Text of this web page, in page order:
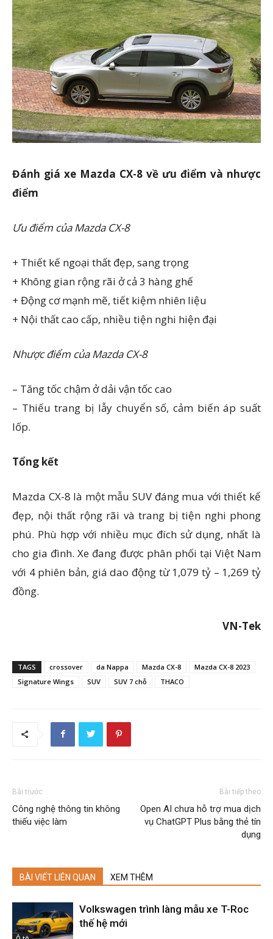
Đánh giá xe Mazda CX-8 về ưu điểm và nhược
điểm
Ưu điểm của Mazda CX-8
+ Thiết kế ngoại thất đẹp, sang trọng
+ Không gian rộng rãi ở cả 3 hàng ghế
+ Động cơ mạnh mẽ, tiết kiệm nhiên liệu
+ Nội thất cao cấp, nhiều tiện nghi hiện đại
Nhược điểm của Mazda CX-8
– Tăng tốc chậm ở dải vận tốc cao
– Thiếu trang bị lẫy chuyển số, cảm biến áp suất
lốp.
Tổng kết
Mazda CX-8 là một mẫu SUV đáng mua với thiết kế
đẹp, nội thất rộng rãi và trang bị​​ tiện nghi phong
phú. Phù hợp với nhiều mục đích sử dụng, nhất là
cho gia đình. Xe đang được phân phối tại Việt Nam
với 4 phiên bản, giá dao động từ 1,079 tỷ – 1,269 tỷ
đồng.
VN-Tek
TAGS crossover da Nappa Mazda CX-8
Mazda CX-8 2023
Signature Wings
SUV SUV 7 chỗ THACO
Bài trước
Công nghệ thông tin không
thiếu việc làm
Bài tiếp theo
Open AI chưa hỗ trợ mua dịch
vụ ChatGPT Plus bằng thẻ tín
dụng
BÀI VIẾT LIÊN QUAN XEM THÊM
Volkswagen trình làng mẫu xe T-Roc
thế hệ mới